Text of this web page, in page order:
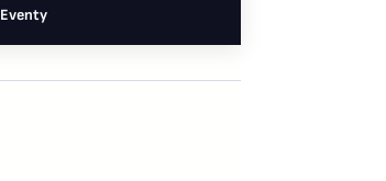
Eventy